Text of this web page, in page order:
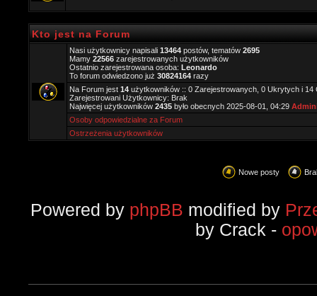
Kto jest na Forum
Nasi użytkownicy napisali 13464 postów, tematów 2695
Mamy 22566 zarejestrowanych użytkowników
Ostatnio zarejestrowana osoba: Leonardo
To forum odwiedzono już 30824164 razy
Na Forum jest 14 użytkowników :: 0 Zarejestrowanych, 0 Ukrytych i 14
Zarejestrowani Użytkownicy: Brak
Najwięcej użytkowników 2435 było obecnych 2025-08-01, 04:29
Osoby odpowiedzialne za Forum
Ostrzeżenia użytkowników
Nowe posty
Powered by phpBB modified by
by Crack -